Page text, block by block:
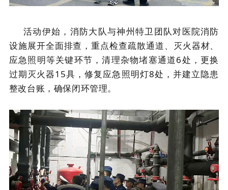
活动伊始，消防大队与神州特卫团队对医院消防
设施展开全面排查，重点检查疏散通道、灭火器材、
应急照明等关键环节，清理杂物堵塞通道6处，更换
过期灭火器15具，修复应急照明灯8处，并建立隐患
整改台账，确保闭环管理。